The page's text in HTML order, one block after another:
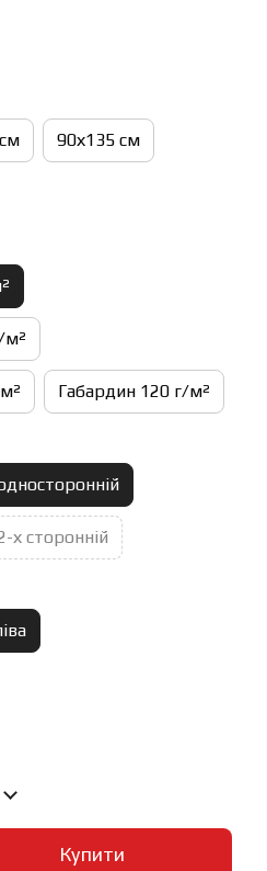
90х135 см
м²
Габардин 120 г/м²
х сторонній
Купити